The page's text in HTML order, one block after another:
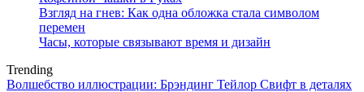
Взгляд на гнев: Как одна обложка стала символом
перемен
Часы, которые связывают время и дизайн
Trending
Волшебство иллюстрации: Брэндинг Тейлор Свифт в деталях